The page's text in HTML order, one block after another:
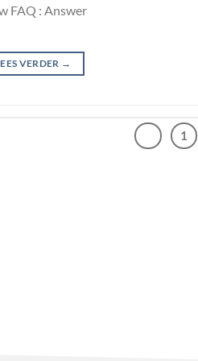
FAQ : Answer
VERDER →
1